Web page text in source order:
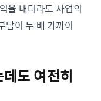
을 내더라도 사업의
담이 두 배 가까이
도 여전히